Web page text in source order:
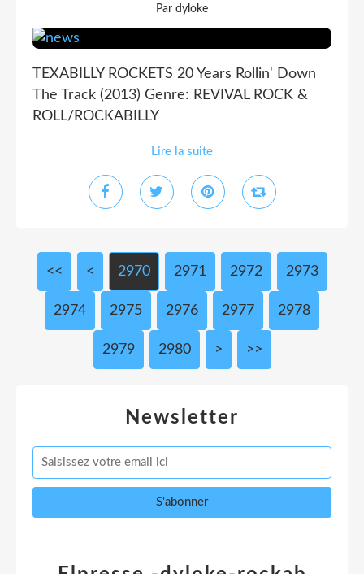
Par dyloke
TEXABILLY ROCKETS 20 Years Rollin' Down
The Track (2013) Genre: REVIVAL ROCK &
ROLL/ROCKABILLY
Lire la suite
<< < 2900
2910
2920
2930
2940
2950
2960
2970 2971 2972 2973
2974 2975 2976 2977 2978
2979 2980 2990
3000
> >>
Newsletter